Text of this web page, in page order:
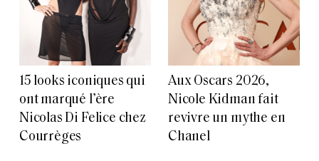
15 looks iconiques qui
ont marqué l’ère
Nicolas Di Felice chez
Courrèges
Aux Oscars 2026,
Nicole Kidman fait
revivre un mythe en
Chanel